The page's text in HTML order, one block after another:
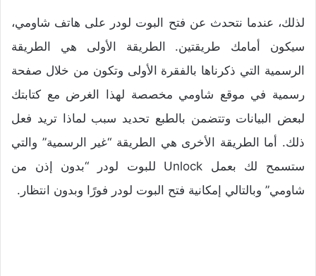
لذلك، عندما نتحدث عن فتح البوت لودر على هاتف شاومي،
سيكون أمامك طريقتين. الطريقة الأولى هي الطريقة
الرسمية التي ذكرناها بالفقرة الأولى وتكون من خلال صفحة
رسمية في موقع شاومي مخصصة لهذا الغرض مع كتابتك
لبعض البيانات وتتضمن بالطبع تحديد سبب لماذا تريد فعل
ذلك. أما الطريقة الأخرى هي الطريقة “غير الرسمية” والتي
ستسمح لك بعمل Unlock للبوت لودر “بدون إذن من
شاومي” وبالتالي إمكانية فتح البوت لودر فورًا وبدون انتظار.